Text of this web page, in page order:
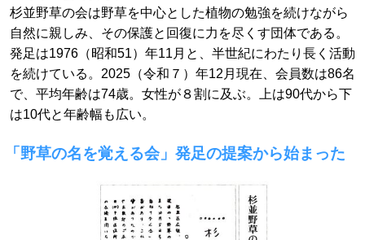
杉並野草の会は野草を中心とした植物の勉強を続けながら
自然に親しみ、その保護と回復に力を尽くす団体である。
発足は1976（昭和51）年11月と、半世紀にわたり長く活動
を続けている。2025（令和７）年12月現在、会員数は86名
で、平均年齢は74歳。女性が８割に及ぶ。上は90代から下
は10代と年齢幅も広い。
「野草の名を覚える会」発足の提案から始まった